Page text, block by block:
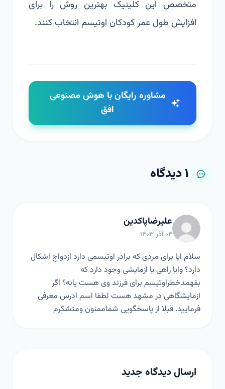
متخصص این کلینیک بهترین روش را برای
افزایش طول عمر کودکان اوتیسم انتخاب کنند.
مشاوره رایگان با هوش مصنوعی
افق
۱دیدگاه
علیرضاپاکدین
۰۴ آذر ۱۴۰۳
سلام ایا برای مردی که برادر اوتیسمی دارد ازدواج اشکال
دارد؟ وایا راهی یا ازمایشی وجود دارد که
بفهمدخطراوتیسم برای فرزند وی هست یانه؟ اگر
ازمایشگاهی در مشهد هست لطفا اسم ادرس معرفی
فرمایید. قبلا از پاسخگویی شماممنون ومتشکرم
ارسال دیدگاه جدید